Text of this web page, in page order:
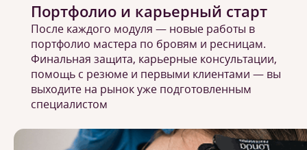
Портфолио и карьерный старт
После каждого модуля — новые работы в
портфолио мастера по бровям и ресницам.
Финальная защита, карьерные консультации,
помощь с резюме и первыми клиентами — вы
выходите на рынок уже подготовленным
специалистом